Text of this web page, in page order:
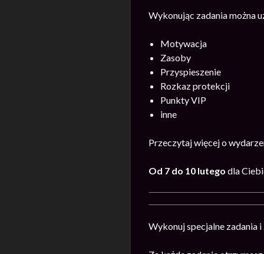
Wykonując zadania można
Motywacja
Zasoby
Przyspieszenie
Rozkaz protekcji
Punkty VIP
inne
Przeczytaj więcej o
Od 7 do 10 lutego dla
Wykonuj specjalne zadania